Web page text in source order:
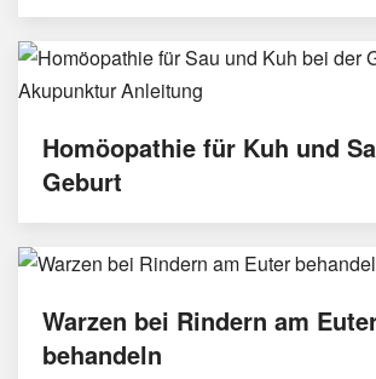
Homöopathie für Kuh und
Geburt
Warzen bei Rindern am
behandeln